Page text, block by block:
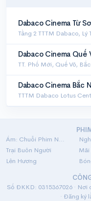
Dabaco Cinema Từ
Tầng 2 TTTM Dabaco, Lý
Dabaco Cinema Quế
TT. Phố Mới, Quế Võ,
Dabaco Cinema Bắc
TTTM Dabaco Lotus
Ám: Chuỗi Phim Ngắn Linh Dị
Trại Buôn Người
Lên Hương
Số ĐKKD: 0315367026 · Nơi
· Đăng ký